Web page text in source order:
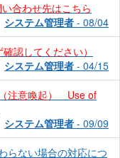
合わせ先はこちら
システム管理者 - 08/04
認してください）
システム管理者 - 04/15
注意喚起） Use of
システム管理者 - 09/09
らない場合の対応につ